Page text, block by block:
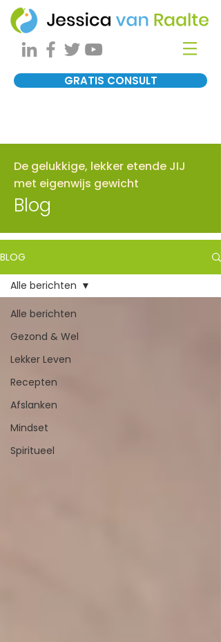
GRATIS CONSULT
De gelukkige, lekker etende JIJ
met eigenwijs gewicht
Blog
BLOG
Alle berichten
Gezond & Wel
Lekker Leven
Recepten
Afslanken
Mindset
Spiritueel
Alle berichten